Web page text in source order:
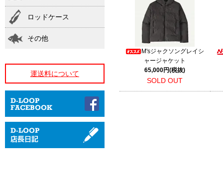
M'sジャクソングレイシ
ャージャケット
65,000円(税抜)
SOLD OUT
ロッドケース
その他
運送料について